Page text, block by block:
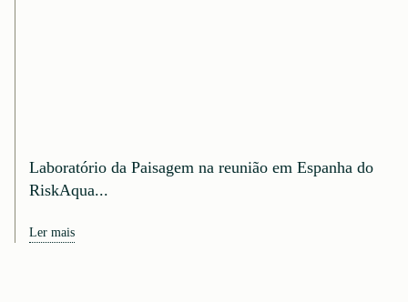
Laboratório da Paisagem na reunião em Espanha do
RiskAqua...
Ler mais